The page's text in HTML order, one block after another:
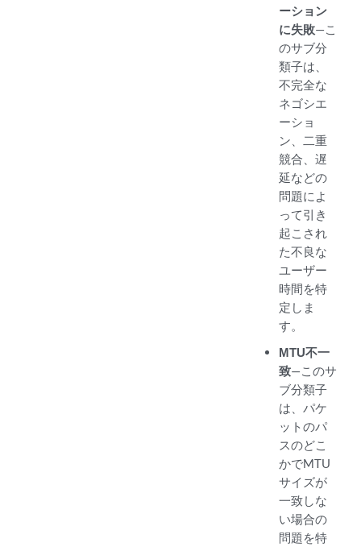
ーション
に失敗—こ
のサブ分
類子は、
不完全な
ネゴシエ
ーショ
ン、二重
競合、遅
延などの
問題によ
って引き
起こされ
た不良な
ユーザー
時間を特
定しま
す。
MTU不一
致—このサ
ブ分類子
は、パケ
ットのパ
スのどこ
かでMTU
サイズが
一致しな
い場合の
問題を特